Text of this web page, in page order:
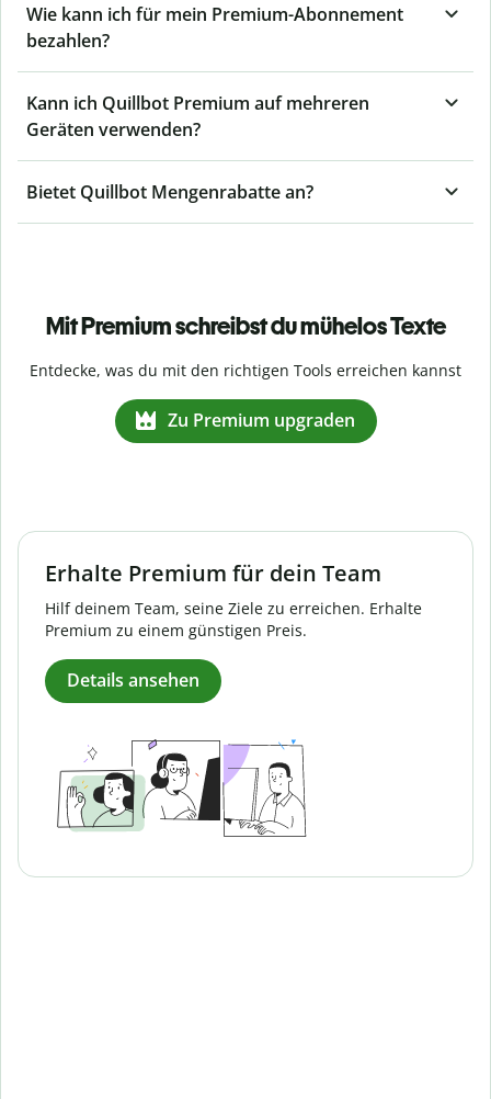
Wie kann ich für mein Premium-Abonnement
bezahlen?
Kann ich Quillbot Premium auf mehreren
Geräten verwenden?
Bietet Quillbot Mengenrabatte an?
Mit Premium schreibst du mühelos Texte
Entdecke, was du mit den richtigen Tools erreichen kannst
Zu Premium upgraden
Erhalte Premium für dein Team
Hilf deinem Team, seine Ziele zu erreichen. Erhalte
Premium zu einem günstigen Preis.
Details ansehen